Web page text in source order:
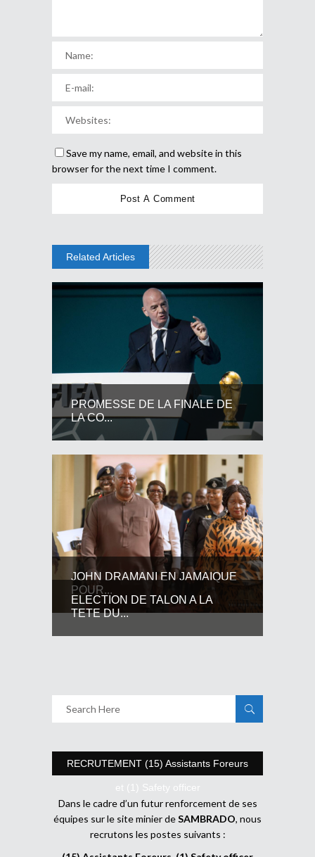
Save my name, email, and website in this
browser for the next time I comment.
Related Articles
PROMESSE DE LA FINALE DE
LA CO...
JOHN DRAMANI EN JAMAIQUE
POUR...
ELECTION DE TALON A LA
TETE DU...
RECRUTEMENT (15) Assistants Foreurs
et (1) Safety officer
Dans le cadre d’un futur renforcement de ses
équipes sur le site minier deSAMBRADO, nous
recrutons les postes suivants :